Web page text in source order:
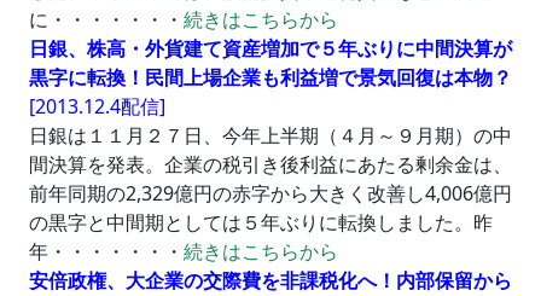
に・・・・・・・ 続きはこちらから
日銀、株高・外貨建て資産増加で５年ぶりに中間決算が
黒字に転換！民間上場企業も利益増で景気回復は本物？
[2013.12.4配信]
日銀は１１月２７日、今年上半期（４月～９月期）の中
間決算を発表。企業の税引き後利益にあたる剰余金は、
前年同期の2,329億円の赤字から大きく改善し4,006億円
の黒字と中間期としては５年ぶりに転換しました。昨
年・・・・・・・ 続きはこちらから
安倍政権、大企業の交際費を非課税化へ！内部保留から